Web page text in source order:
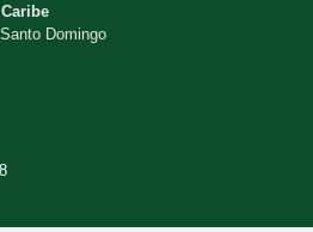
Domingo